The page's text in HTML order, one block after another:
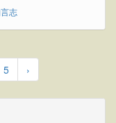
志
5 ›